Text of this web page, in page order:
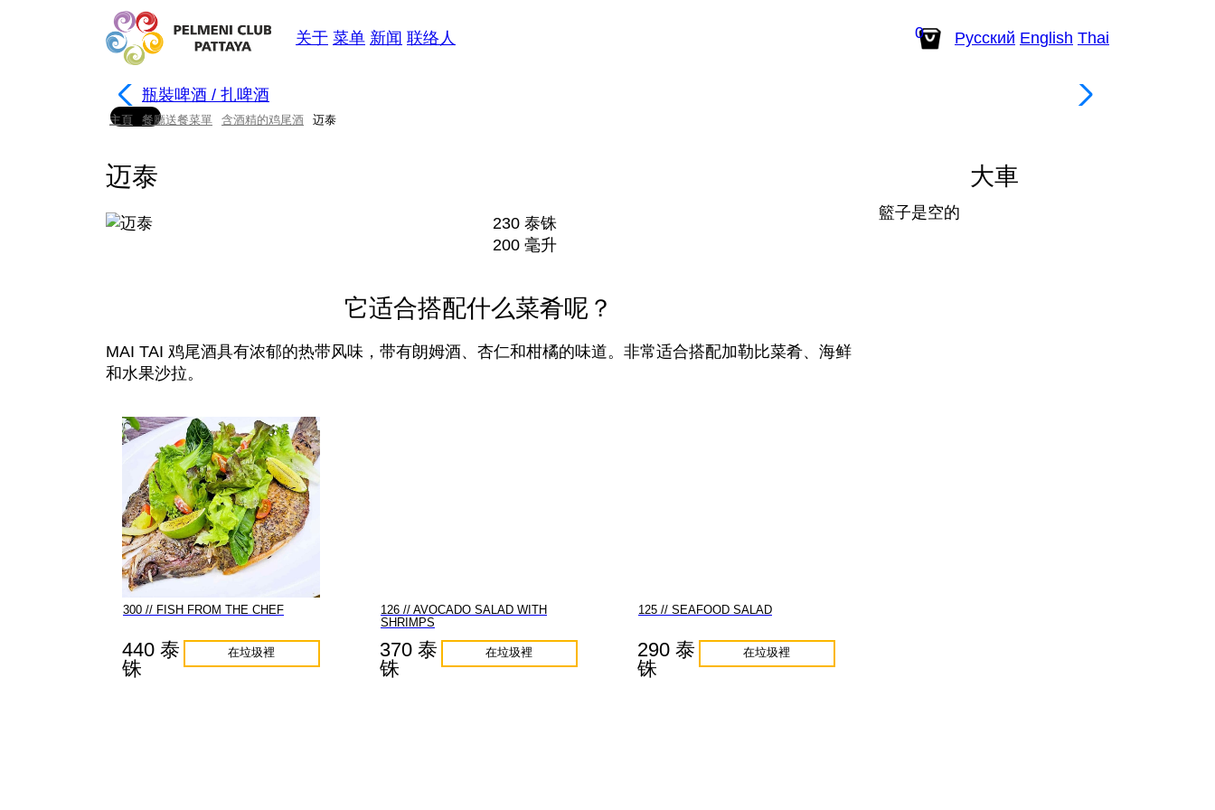
关于 菜单 新闻 联络人 0 Русский English Thai
瓶裝啤酒 / 扎啤酒
主頁 餐廳送餐菜單 含酒精的鸡尾酒 迈泰
迈泰
230 泰铢
200 毫升
它适合搭配什么菜肴呢？
MAI TAI 鸡尾酒具有浓郁的热带风味，带有朗姆酒、杏仁和柑橘的味道。非常适合搭配加勒比菜肴、海鲜
和水果沙拉。
300 // FISH FROM THE CHEF
440 泰
铢
在垃圾裡
126 // AVOCADO SALAD WITH
SHRIMPS
370 泰
铢
在垃圾裡
125 // SEAFOOD SALAD
290 泰
铢
在垃圾裡
大車
籃子是空的